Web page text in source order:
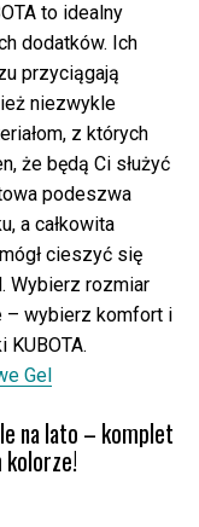
to idealny
dodatków. Ich
przyciągają
niezwykle
z których
że będą Ci służyć
podeszwa
a całkowita
cieszyć się
Wybierz rozmiar
– wybierz komfort i
Gel
na lato – komplet
kolorze!